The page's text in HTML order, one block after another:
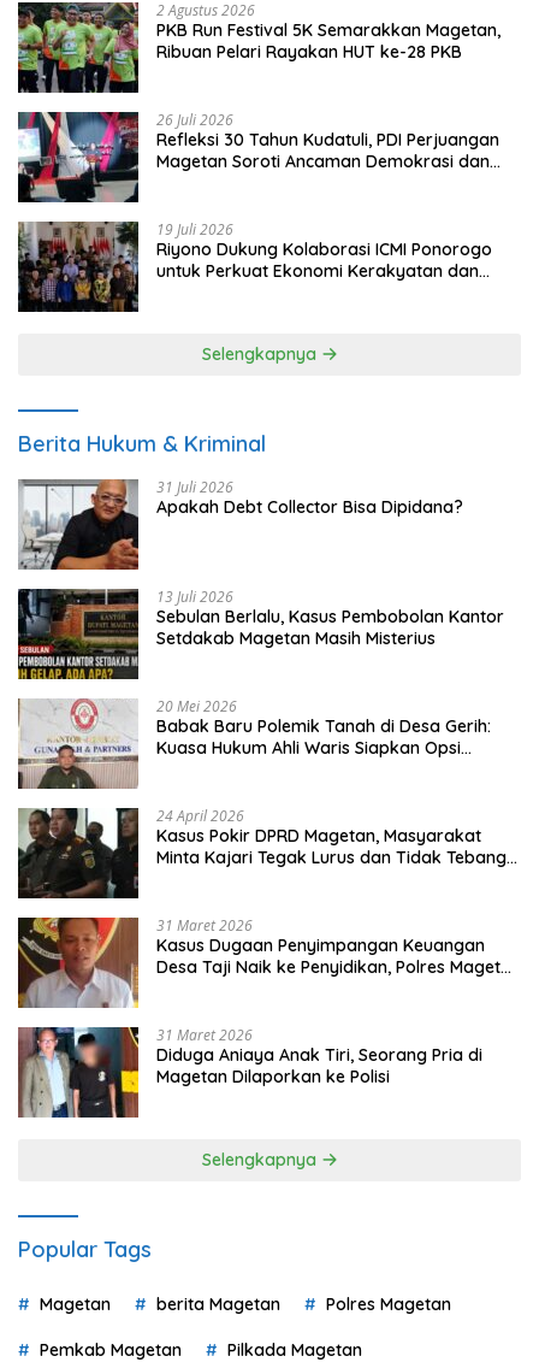
2 Agustus 2026
PKB Run Festival 5K Semarakkan Magetan,
Ribuan Pelari Rayakan HUT ke-28 PKB
26 Juli 2026
Refleksi 30 Tahun Kudatuli, PDI Perjuangan
Magetan Soroti Ancaman Demokrasi dan
19 Juli 2026
Riyono Dukung Kolaborasi ICMI Ponorogo
untuk Perkuat Ekonomi Kerakyatan dan
Selengkapnya
Berita Hukum & Kriminal
31 Juli 2026
Apakah Debt Collector Bisa Dipidana?
13 Juli 2026
Sebulan Berlalu, Kasus Pembobolan Kantor
Setdakab Magetan Masih Misterius
20 Mei 2026
Babak Baru Polemik Tanah di Desa Gerih:
Kuasa Hukum Ahli Waris Siapkan Opsi
24 April 2026
Kasus Pokir DPRD Magetan, Masyarakat
Minta Kajari Tegak Lurus dan Tidak Tebang
31 Maret 2026
Kasus Dugaan Penyimpangan Keuangan
Desa Taji Naik ke Penyidikan, Polres Magetan
31 Maret 2026
Diduga Aniaya Anak Tiri, Seorang Pria di
Magetan Dilaporkan ke Polisi
Selengkapnya
Popular Tags
Magetan berita Magetan Polres Magetan
Pemkab Magetan Pilkada Magetan